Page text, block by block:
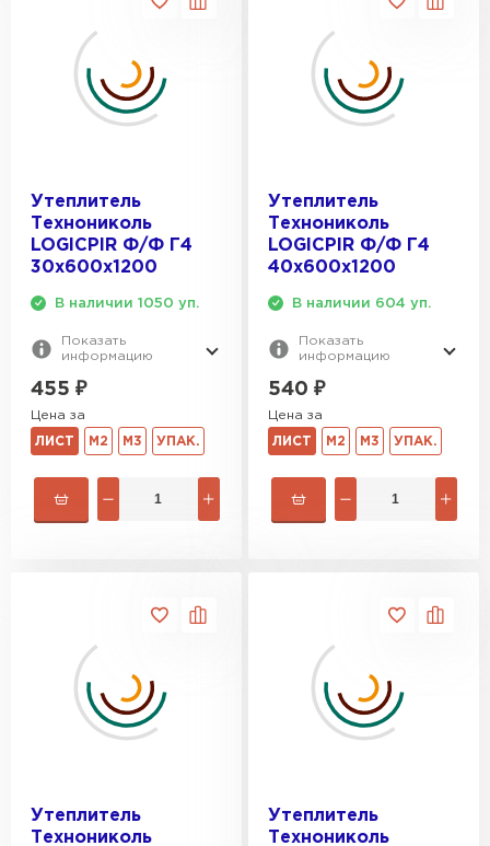
Утеплитель
Технониколь
LOGICPIR Ф/Ф Г4
30x600x1200
В наличии 1050 уп.
Показать
информацию
455 ₽
Цена за
ЛИСТ М2 М3 УПАК.
Утеплитель
Технониколь
LOGICPIR Ф/Ф Г4
40x600x1200
В наличии 604 уп.
Показать
информацию
540 ₽
Цена за
ЛИСТ М2 М3 УПАК.
Утеплитель
Технониколь
Утеплитель
Технониколь